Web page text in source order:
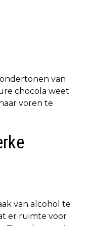
van
chocola weet
voren te
van alcohol te
er ruimte voor